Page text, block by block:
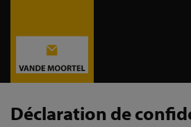
Déclaration de